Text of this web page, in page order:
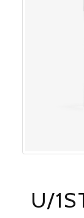
U/